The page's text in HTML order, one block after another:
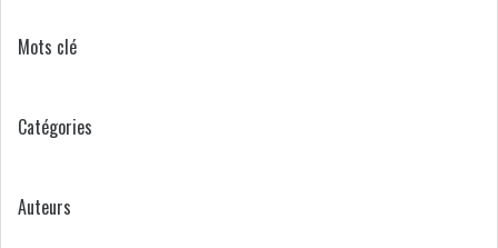
Mots clé
Catégories
Auteurs